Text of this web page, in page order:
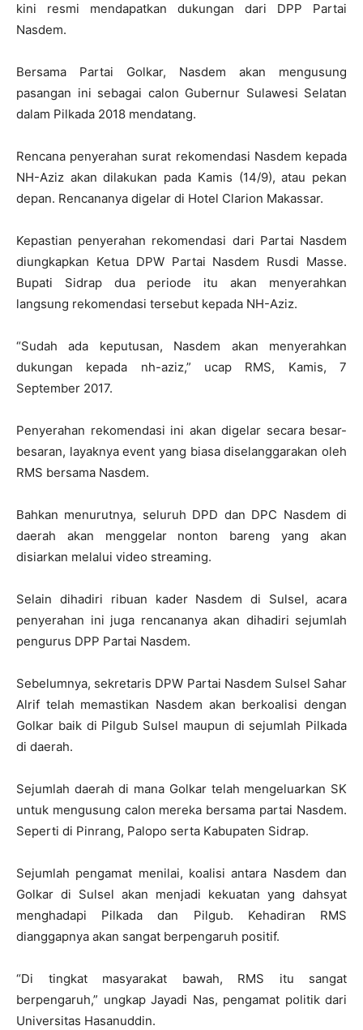
kini resmi mendapatkan dukungan dari DPP Partai
Nasdem.
Bersama Partai Golkar, Nasdem akan mengusung
pasangan ini sebagai calon Gubernur Sulawesi Selatan
dalam Pilkada 2018 mendatang.
Rencana penyerahan surat rekomendasi Nasdem kepada
NH-Aziz akan dilakukan pada Kamis (14/9), atau pekan
depan. Rencananya digelar di Hotel Clarion Makassar.
Kepastian penyerahan rekomendasi dari Partai Nasdem
diungkapkan Ketua DPW Partai Nasdem Rusdi Masse.
Bupati Sidrap dua periode itu akan menyerahkan
langsung rekomendasi tersebut kepada NH-Aziz.
“Sudah ada keputusan, Nasdem akan menyerahkan
dukungan kepada nh-aziz,” ucap RMS, Kamis, 7
September 2017.
Penyerahan rekomendasi ini akan digelar secara besar-
besaran, layaknya event yang biasa diselanggarakan oleh
RMS bersama Nasdem.
Bahkan menurutnya, seluruh DPD dan DPC Nasdem di
daerah akan menggelar nonton bareng yang akan
disiarkan melalui video streaming.
Selain dihadiri ribuan kader Nasdem di Sulsel, acara
penyerahan ini juga rencananya akan dihadiri sejumlah
pengurus DPP Partai Nasdem.
Sebelumnya, sekretaris DPW Partai Nasdem Sulsel Sahar
Alrif telah memastikan Nasdem akan berkoalisi dengan
Golkar baik di Pilgub Sulsel maupun di sejumlah Pilkada
di daerah.
Sejumlah daerah di mana Golkar telah mengeluarkan SK
untuk mengusung calon mereka bersama partai Nasdem.
Seperti di Pinrang, Palopo serta Kabupaten Sidrap.
Sejumlah pengamat menilai, koalisi antara Nasdem dan
Golkar di Sulsel akan menjadi kekuatan yang dahsyat
menghadapi Pilkada dan Pilgub. Kehadiran RMS
dianggapnya akan sangat berpengaruh positif.
“Di tingkat masyarakat bawah, RMS itu sangat
berpengaruh,” ungkap Jayadi Nas, pengamat politik dari
Universitas Hasanuddin.